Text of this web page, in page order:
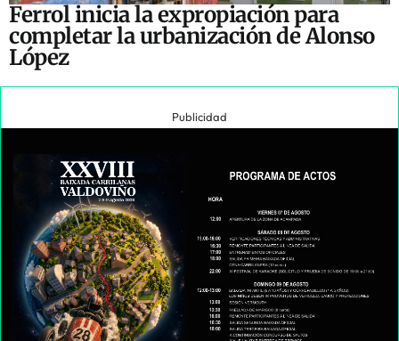
Ferrol inicia la expropiación para
completar la urbanización de Alonso
López
Publicidad